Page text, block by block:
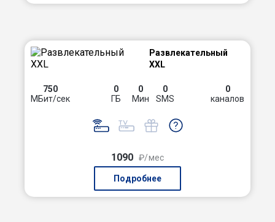
Развлекательный
XXL
750
МБит/сек
0
ГБ
0
Мин
0
SMS
0
каналов
1090 ₽/мес
Подробнее